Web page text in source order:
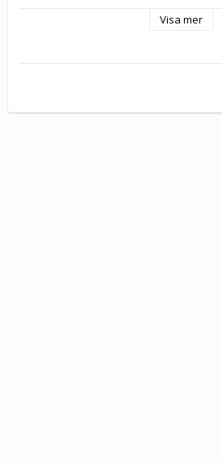
Edmontosaurus. Han måste överleva
Visa mer